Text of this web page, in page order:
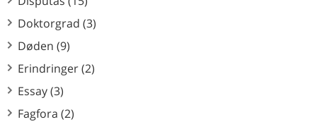
Doktorgrad (3)
Døden (9)
Erindringer (2)
Essay (3)
Fagfora (2)